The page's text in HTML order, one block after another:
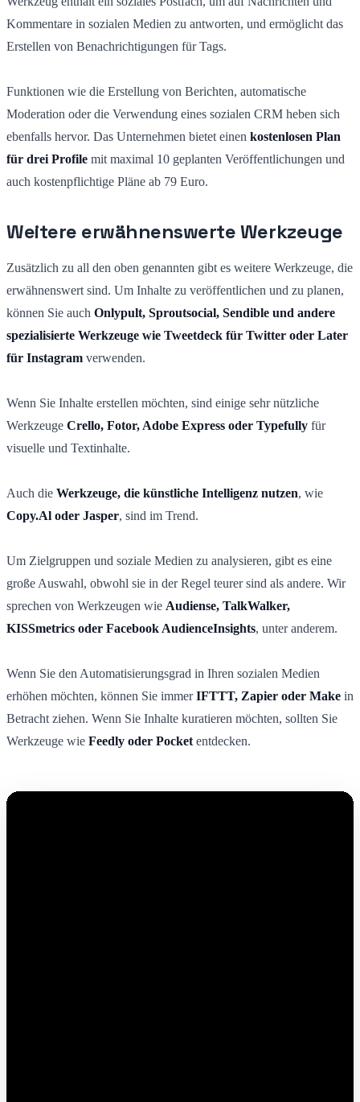
Kommentare in sozialen Medien zu antworten, und ermöglicht das
Erstellen von Benachrichtigungen für Tags.
Funktionen wie die Erstellung von Berichten, automatische
Moderation oder die Verwendung eines sozialen CRM heben sich
ebenfalls hervor. Das Unternehmen bietet einen kostenlosen Plan
für drei Profile mit maximal 10 geplanten Veröffentlichungen und
auch kostenpflichtige Pläne ab 79 Euro.
Weitere erwähnenswerte Werkzeuge
Zusätzlich zu all den oben genannten gibt es weitere Werkzeuge, die
erwähnenswert sind. Um Inhalte zu veröffentlichen und zu planen,
können Sie auch Onlypult, Sproutsocial, Sendible und andere
spezialisierte Werkzeuge wie Tweetdeck für Twitter oder Later
für Instagram verwenden.
Wenn Sie Inhalte erstellen möchten, sind einige sehr nützliche
Werkzeuge Crello, Fotor, Adobe Express oder Typefully für
visuelle und Textinhalte.
Auch die Werkzeuge, die künstliche Intelligenz nutzen, wie
Copy.Al oder Jasper, sind im Trend.
Um Zielgruppen und soziale Medien zu analysieren, gibt es eine
große Auswahl, obwohl sie in der Regel teurer sind als andere. Wir
sprechen von Werkzeugen wie Audiense, TalkWalker,
KISSmetrics oder Facebook AudienceInsights, unter anderem.
Wenn Sie den Automatisierungsgrad in Ihren sozialen Medien
erhöhen möchten, können Sie immerIFTTT, Zapier oder Make in
Betracht ziehen. Wenn Sie Inhalte kuratieren möchten, sollten Sie
Werkzeuge wie Feedly oder Pocket entdecken.